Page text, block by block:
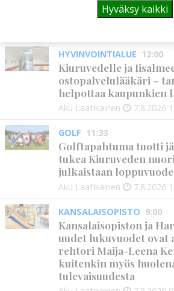
Terveisiä eduskuntaan
HYVINVOINTIALUE 12:00
Kiuruvedelle ja
ostopalvelulääkäri –
helpottaa kaupunkien
Aku Laatikainen 7.8.2026
GOLF 11:33
Golftapahtuma tuotti
tukea Kiuruveden
julkaistaan
Aku Laatikainen 7.8.2026
KANSALAISOPISTO 9:00
Kansalaisopiston ja
uudet lukuvuodet ovat
rehtori Maija-Leena
kuitenkin myös
tulevaisuudesta
Hyväksy kaikki